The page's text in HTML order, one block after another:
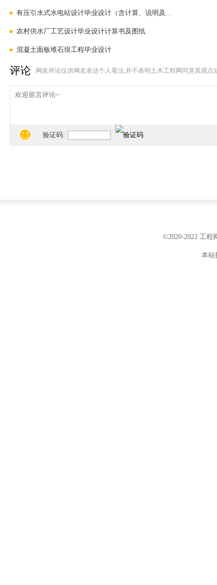
有压引水式水电站设计毕业设计（含计算、说明及图纸）
农村供水厂工艺设计毕业设计计算书及图纸
混凝土面板堆石坝工程毕业设计
评论 网友评论仅供网友表达个人看法,并不表明土木工程网同意其观点
验证码:
©2020-2022 工程
本站